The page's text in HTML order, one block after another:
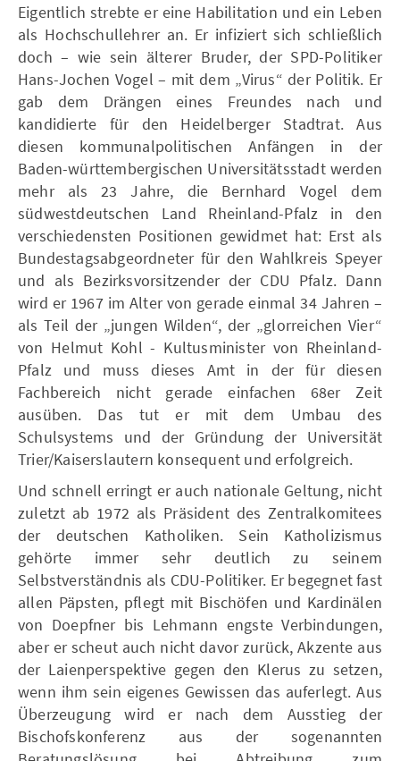
Eigentlich strebte er eine Habilitation und ein Leben
als Hochschullehrer an. Er infiziert sich schließlich
doch – wie sein älterer Bruder, der SPD-Politiker
Hans-Jochen Vogel – mit dem „Virus“ der Politik. Er
gab dem Drängen eines Freundes nach und
kandidierte für den Heidelberger Stadtrat. Aus
diesen kommunalpolitischen Anfängen in der
Baden-württembergischen Universitätsstadt werden
mehr als 23 Jahre, die Bernhard Vogel dem
südwestdeutschen Land Rheinland-Pfalz in den
verschiedensten Positionen gewidmet hat: Erst als
Bundestagsabgeordneter für den Wahlkreis Speyer
und als Bezirksvorsitzender der CDU Pfalz. Dann
wird er 1967 im Alter von gerade einmal 34 Jahren –
als Teil der „jungen Wilden“, der „glorreichen Vier“
von Helmut Kohl - Kultusminister von Rheinland-
Pfalz und muss dieses Amt in der für diesen
Fachbereich nicht gerade einfachen 68er Zeit
ausüben. Das tut er mit dem Umbau des
Schulsystems und der Gründung der Universität
Trier/Kaiserslautern konsequent und erfolgreich.
Und schnell erringt er auch nationale Geltung, nicht
zuletzt ab 1972 als Präsident des Zentralkomitees
der deutschen Katholiken. Sein Katholizismus
gehörte immer sehr deutlich zu seinem
Selbstverständnis als CDU-Politiker. Er begegnet fast
allen Päpsten, pflegt mit Bischöfen und Kardinälen
von Doepfner bis Lehmann engste Verbindungen,
aber er scheut auch nicht davor zurück, Akzente aus
der Laienperspektive gegen den Klerus zu setzen,
wenn ihm sein eigenes Gewissen das auferlegt. Aus
Überzeugung wird er nach dem Ausstieg der
Bischofskonferenz aus der sogenannten